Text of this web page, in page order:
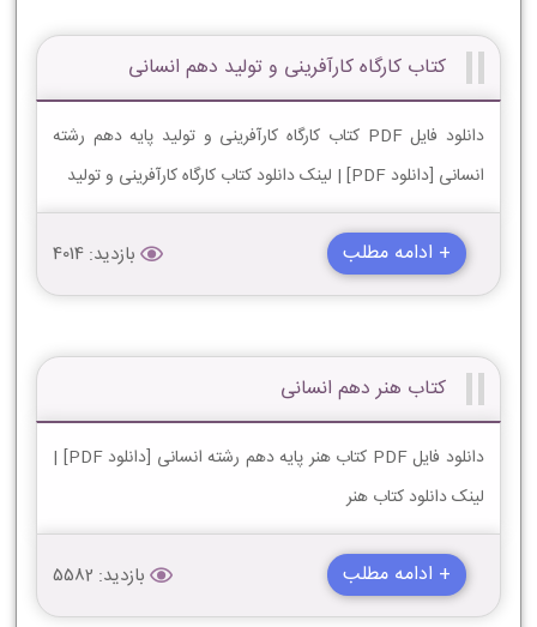
کتاب کارگاه کارآفرینی و تولید دهم انسانی
دانلود فایل PDF کتاب کارگاه کارآفرینی و تولید پایه دهم رشته
انسانی [دانلود PDF] | لینک دانلود کتاب کارگاه کارآفرینی و تولید
+ ادامه مطلب بازدید: 4014
کتاب هنر دهم انسانی
دانلود فایل PDF کتاب هنر پایه دهم رشته انسانی [دانلود PDF] |
لینک دانلود کتاب هنر
+ ادامه مطلب بازدید: 5582